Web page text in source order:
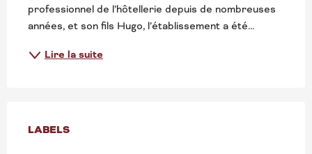
professionnel de l’hôtellerie depuis de nombreuses
années, et son fils Hugo, l’établissement a été...
Lire la suite
OFFRES DE PRESTATIONS
LABELS
LABELS